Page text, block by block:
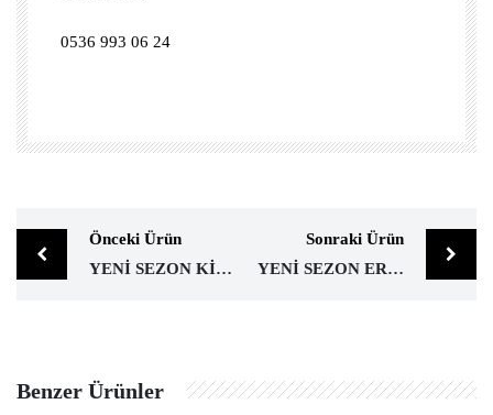
0536 993 06 24
Önceki Ürün
YENI SEZON KISLIK ERKEK SU GEÇIRMEZ MONT KODU:603
Sonraki Ürün
YENI SEZON ERKEK KISLIK TUNLENMEZ KASMIR PALTO KODU:774
Benzer Ürünler